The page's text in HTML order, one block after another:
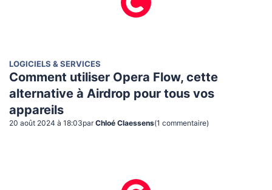
LOGICIELS & SERVICES
Comment utiliser Opera Flow, cette
alternative à Airdrop pour tous vos
appareils
20 août 2024 à 18:03par Chloé Claessens(1 commentaire)